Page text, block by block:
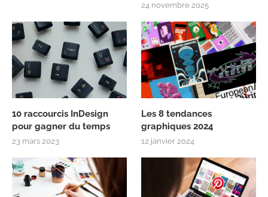
24 novembre 2025
10 raccourcis InDesign
pour gagner du temps
23 mars 2023
Les 8 tendances
graphiques 2024
12 janvier 2024